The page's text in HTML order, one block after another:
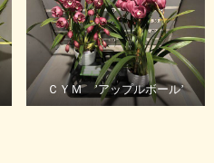
ＣＹＭ ’アップルボール’